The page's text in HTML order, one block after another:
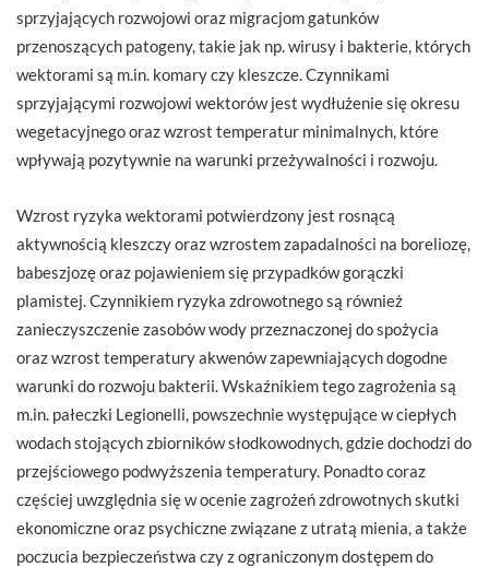
sprzyjających rozwojowi oraz migracjom gatunków
przenoszących patogeny, takie jak np. wirusy i bakterie, których
wektorami są m.in. komary czy kleszcze. Czynnikami
sprzyjającymi rozwojowi wektorów jest wydłużenie się okresu
wegetacyjnego oraz wzrost temperatur minimalnych, które
wpływają pozytywnie na warunki przeżywalności i rozwoju.
Wzrost ryzyka wektorami potwierdzony jest rosnącą
aktywnością kleszczy oraz wzrostem zapadalności na boreliozę,
babeszjozę oraz pojawieniem się przypadków gorączki
plamistej. Czynnikiem ryzyka zdrowotnego są również
zanieczyszczenie zasobów wody przeznaczonej do spożycia
oraz wzrost temperatury akwenów zapewniających dogodne
warunki do rozwoju bakterii. Wskaźnikiem tego zagrożenia są
m.in. pałeczki Legionelli, powszechnie występujące w ciepłych
wodach stojących zbiorników słodkowodnych, gdzie dochodzi do
przejściowego podwyższenia temperatury. Ponadto coraz
częściej uwzględnia się w ocenie zagrożeń zdrowotnych skutki
ekonomiczne oraz psychiczne związane z utratą mienia, a także
poczucia bezpieczeństwa czy z ograniczonym dostępem do